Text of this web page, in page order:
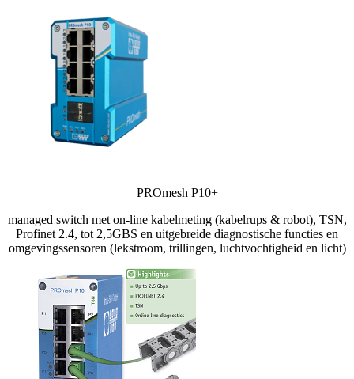
PROmesh P10+
managed switch met on-line kabelmeting (kabelrups & robot), TSN,
Profinet 2.4, tot 2,5GBS en uitgebreide diagnostische functies en
omgevingssensoren (lekstroom, trillingen, luchtvochtigheid en licht)